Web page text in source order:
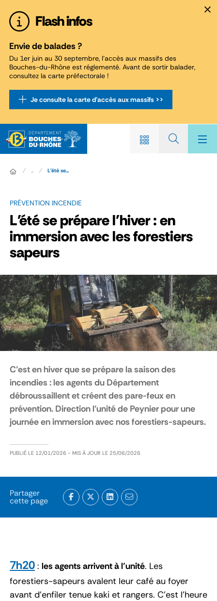
Flash infos
Envie de balades ?
Du 1er juin au 30 septembre, l'accès aux massifs des
Bouches-du-Rhône est réglementé. Avant de sortir balader,
consultez la carte préfectorale !
Je consulte la carte d'accès aux massifs >>
... L'été se...
PRÉVENTION INCENDIE
L'été se prépare l'hiver : en
immersion avec les forestiers
sapeurs
C’est en hiver que se prépare la saison des
incendies : les agents du Département
débroussaillent et créent des pare-feux en
prévention. Direction l'unité de Peynier pour une
journée en immersion avec nos forestiers-sapeurs.
PUBLIÉ LE 12/01/2026 - MIS À JOUR LE 25/06/2026
Partager
cette page
7h20 : les agents arrivent à l’unité. Les
forestiers-sapeurs avalent leur café au foyer
avant d’enfiler tenue kaki et rangers. C’est l’heure